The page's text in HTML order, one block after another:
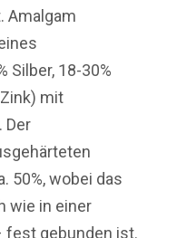
Amalgam
Silber, 18-30%
mit
Der
50%, wobei das
wie in einer
fest gebunden ist.